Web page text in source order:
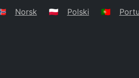
Norsk 🇵🇱 Polski 🇵🇹